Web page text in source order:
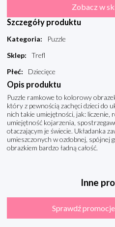
Zobacz w
Szczegóły produktu
Kategoria:
Puzzle
Sklep:
Trefl
Płeć: Dziecięce
Opis produktu
Puzzle ramkowe to kolorowy
który z pewnością zachęci dzieci do
nich takie umiejętności, jak: liczenie,
umiejętność kojarzenia,
otaczającym je świecie. Układanka
umieszczonych w ozdobnej, spójnej
obrazkiem bardzo ładną całość.
Inne
Sprawdź